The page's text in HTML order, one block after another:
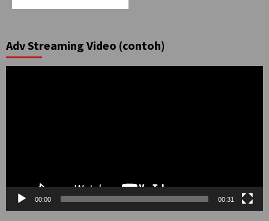
Adv Streaming Video (contoh)
00:00 00:31